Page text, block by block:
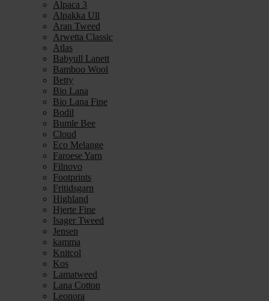
Alpaca 3
Alpakka Ull
Aran Tweed
Arwetta Classic
Atlas
Babyull Lanett
Bamboo Wool
Betty
Bio Lana
Bio Lana Fine
Bodil
Bumle Bee
Cloud
Eco Melange
Faroese Yarn
Filnovo
Footprints
Fritidsgarn
Highland
Hjerte Fine
Isager Tweed
Jensen
kamma
Knitcol
Kos
Lamatweed
Lana Cotton
Leonora